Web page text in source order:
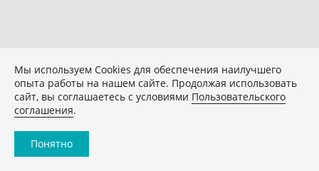
Мы используем Сookies для обеспечения наилучшего
опыта работы на нашем сайте. Продолжая использовать
сайт, вы соглашаетесь с условиями Пользовательского
соглашения.
Понятно